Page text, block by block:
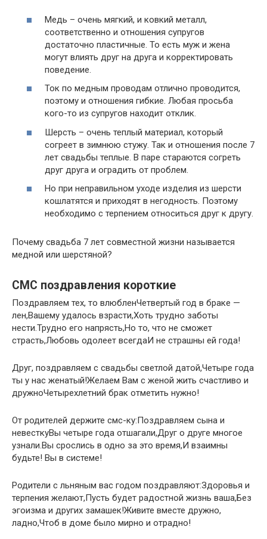
Медь – очень мягкий, и ковкий металл,
соответственно и отношения супругов
достаточно пластичные. То есть муж и жена
могут влиять друг на друга и корректировать
поведение.
Ток по медным проводам отлично проводится,
поэтому и отношения гибкие. Любая просьба
кого-то из супругов находит отклик.
Шерсть – очень теплый материал, который
согреет в зимнюю стужу. Так и отношения после 7
лет свадьбы теплые. В паре стараются согреть
друг друга и оградить от проблем.
Но при неправильном уходе изделия из шерсти
кошлатятся и приходят в негодность. Поэтому
необходимо с терпением относиться друг к другу.
Почему свадьба 7 лет совместной жизни называется
медной или шерстяной?
СМС поздравления короткие
Поздравляем тех, то влюбленЧетвертый год в браке —
лен,Вашему удалось взрасти,Хоть трудно заботы
нести.Трудно его напрясть,Но то, что не сможет
страсть,Любовь одолеет всегдаИ не страшны ей года!
Друг, поздравляем с свадьбы светлой датой,Четыре года
ты у нас женатый!Желаем Вам с женой жить счастливо и
дружноЧетырехлетний брак отметить нужно!
От родителей держите смс-ку:Поздравляем сына и
невесткуВы четыре года отшагали,Друг о друге многое
узнали.Вы срослись в одно за это время,И взаимны
будьте! Вы в системе!
Родители с льняным вас годом поздравляют:Здоровья и
терпения желают,Пусть будет радостной жизнь ваша,Без
эгоизма и других замашек!Живите вместе дружно,
ладно,Чтоб в доме было мирно и отрадно!